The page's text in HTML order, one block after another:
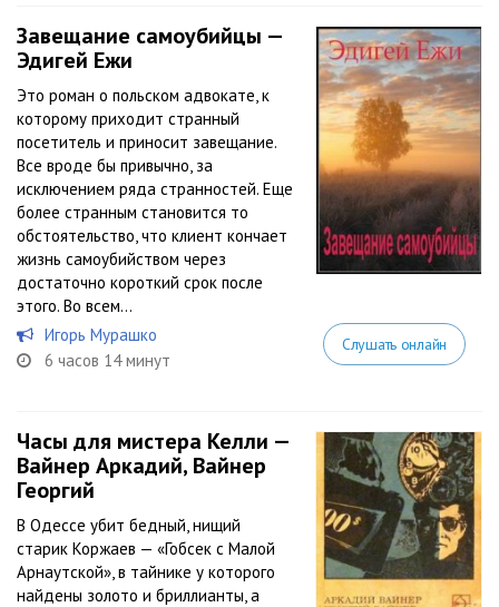
Завещание самоубийцы —
Эдигей Ежи
Это роман о польском адвокате, к
которому приходит странный
посетитель и приносит завещание.
Все вроде бы привычно, за
исключением ряда странностей. Еще
более странным становится то
обстоятельство, что клиент кончает
жизнь самоубийством через
достаточно короткий срок после
этого. Во всем...
Игорь Мурашко
6 часов 14 минут
Слушать онлайн
Часы для мистера Келли —
Вайнер Аркадий, Вайнер
Георгий
В Одессе убит бедный, нищий
старик Коржаев — «Гобсек с Малой
Арнаутской», в тайнике у которого
найдены золото и бриллианты, а